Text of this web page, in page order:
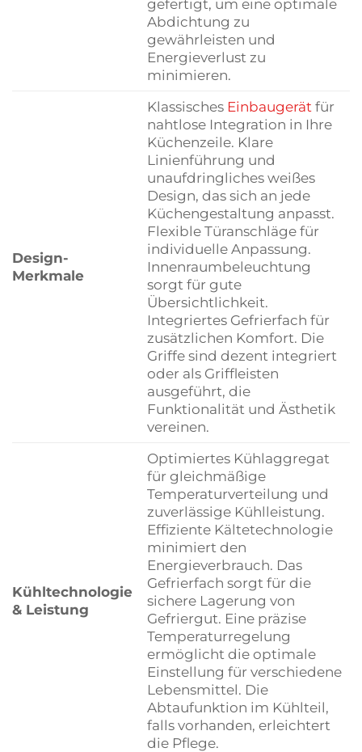
gefertigt, um eine optimale
Abdichtung zu
gewährleisten und
Energieverlust zu
minimieren.
Design-
Merkmale
Klassisches Einbaugerät für
nahtlose Integration in Ihre
Küchenzeile. Klare
Linienführung und
unaufdringliches weißes
Design, das sich an jede
Küchengestaltung anpasst.
Flexible Türanschläge für
individuelle Anpassung.
Innenraumbeleuchtung
sorgt für gute
Übersichtlichkeit.
Integriertes Gefrierfach für
zusätzlichen Komfort. Die
Griffe sind dezent integriert
oder als Griffleisten
ausgeführt, die
Funktionalität und Ästhetik
vereinen.
Kühltechnologie
& Leistung
Optimiertes Kühlaggregat
für gleichmäßige
Temperaturverteilung und
zuverlässige Kühlleistung.
Effiziente Kältetechnologie
minimiert den
Energieverbrauch. Das
Gefrierfach sorgt für die
sichere Lagerung von
Gefriergut. Eine präzise
Temperaturregelung
ermöglicht die optimale
Einstellung für verschiedene
Lebensmittel. Die
Abtaufunktion im Kühlteil,
falls vorhanden, erleichtert
die Pflege.